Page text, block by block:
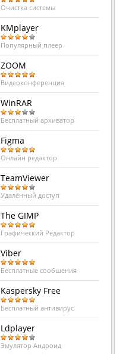
Очистка системы
KMplayer
Популярный плеер
ZOOM
Видеоконференция
WinRAR
Бесплатный архиватор
Figma
Онлайн редактор
TeamViewer
Удалённый доступ
The GIMP
Графический Редактор
Viber
Бесплатные сообшения
Kaspersky Free
Бесплатный антивирус
Ldplayer
Эмулятор Андроид